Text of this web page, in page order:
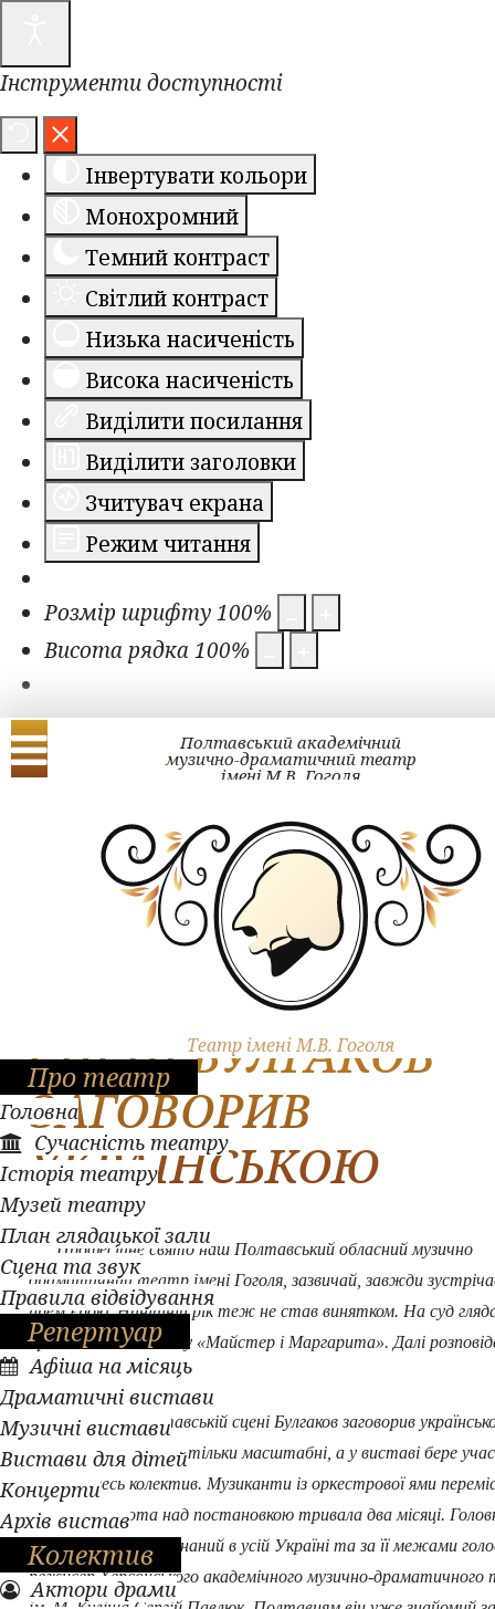
Інструменти доступності
Інвертувати кольори
Монохромний
Темний контраст
Світлий контраст
Низька насиченість
Висока насиченість
Виділити посилання
Виділити заголовки
Зчитувач екрана
Режим читання
Розмір шрифту100%
Висота рядка100%
Театр імені М.В. Гоголя
Про театр
Головна
Сучасність театру
Історія театру
Музей театру
План глядацької зали
Сцена та звук
Правила відвідування
Репертуар
Афіша на місяць
Драматичні вистави
Музичні вистави
Вистави для дітей
Концерти
Архів вистав
Колектив
Актори драми
Полтавський академічний
музично-драматичний театр
імені М.В. Гоголя
ЗМІ про нас
НА ПОЛТАВСЬКІЙ
СЦЕНІ БУЛГАКОВ
ЗАГОВОРИВ
УКРАЇНСЬКОЮ
Професійне свято наш Полтавський обласний музично
драматичний театр імені Гоголя, зазвичай, завжди
прем’єрою. Нинішній рік теж не став винятком. На суд
представили виставу «Майстер і Маргарита». Далі
Світлана Фільчак.
Вперше на полтавській сцені Булгаков заговорив
Вперше декорації настільки масштабні, а у виставі бере
майже увесь колектив. Музиканти із оркестрової ями
на сцену. Робота над постановкою тривала два місяці.
режисер дійства - знаний в усій Україні та за її межами
режисер Херсонського академічного музично-драматичного